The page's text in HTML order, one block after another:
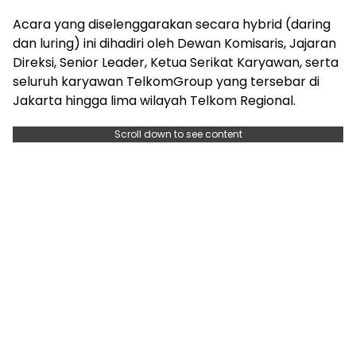
Acara yang diselenggarakan secara hybrid (daring
dan luring) ini dihadiri oleh Dewan Komisaris, Jajaran
Direksi, Senior Leader, Ketua Serikat Karyawan, serta
seluruh karyawan TelkomGroup yang tersebar di
Jakarta hingga lima wilayah Telkom Regional.
Scroll down to see content